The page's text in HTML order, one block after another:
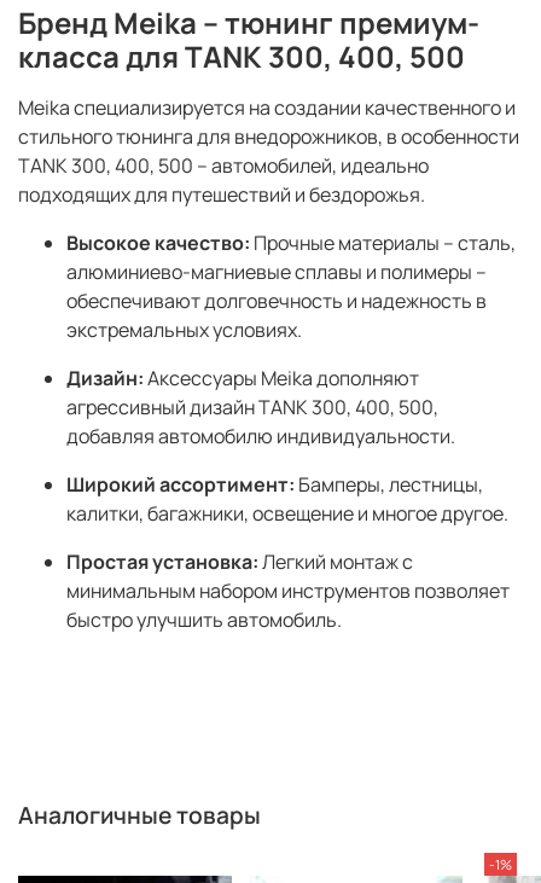
Бренд Meika – тюнинг премиум-
класса для TANK 300, 400, 500
Meika специализируется на создании качественного и
стильного тюнинга для внедорожников, в особенности
TANK 300, 400, 500 – автомобилей, идеально
подходящих для путешествий и бездорожья.
Высокое качество: Прочные материалы – сталь,
алюминиево-магниевые сплавы и полимеры –
обеспечивают долговечность и надежность в
экстремальных условиях.
Дизайн:Аксессуары Meika дополняют
агрессивный дизайн TANK 300, 400, 500,
добавляя автомобилю индивидуальности.
Широкий ассортимент: Бамперы, лестницы,
калитки, багажники, освещение и многое другое.
Простая установка:Легкий монтаж с
минимальным набором инструментов позволяет
быстро улучшить автомобиль.
Аналогичные товары
-1%